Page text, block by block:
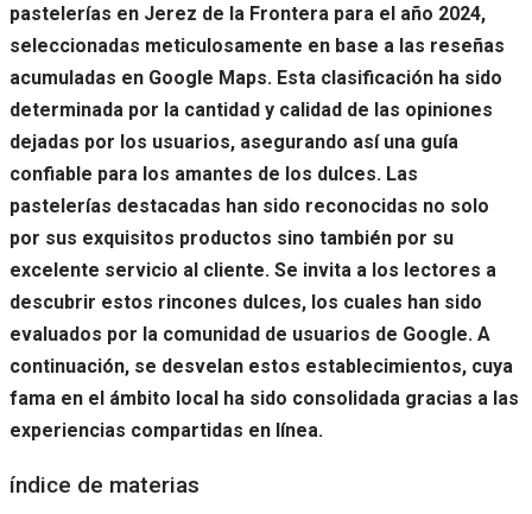
pastelerías en Jerez de la Frontera para el año 2024,
seleccionadas meticulosamente en base a las reseñas
acumuladas en Google Maps. Esta clasificación ha sido
determinada por la cantidad y calidad de las opiniones
dejadas por los usuarios, asegurando así una guía
confiable para los amantes de los dulces. Las
pastelerías destacadas han sido reconocidas no solo
por sus exquisitos productos sino también por su
excelente servicio al cliente. Se invita a los lectores a
descubrir estos rincones dulces, los cuales han sido
evaluados por la comunidad de usuarios de Google. A
continuación, se desvelan estos establecimientos, cuya
fama en el ámbito local ha sido consolidada gracias a las
experiencias compartidas en línea.
índice de materias